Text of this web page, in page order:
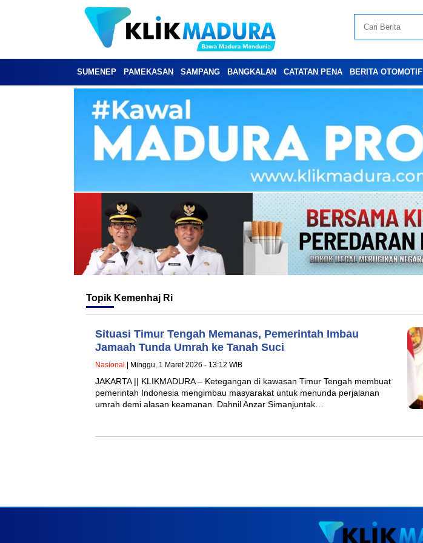
SUMENEP PAMEKASAN SAMPANG BANGKALAN CATATAN PENA BERITA OTOMOTIF
Topik Kemenhaj Ri
Situasi Timur Tengah Memanas, Pemerintah Imbau
Jamaah Tunda Umrah ke Tanah Suci
Nasional | Minggu, 1 Maret 2026 - 13:12 WIB
JAKARTA || KLIKMADURA – Ketegangan di kawasan Timur Tengah membuat
pemerintah Indonesia mengimbau masyarakat untuk menunda perjalanan
umrah demi alasan keamanan. Dahnil Anzar Simanjuntak…